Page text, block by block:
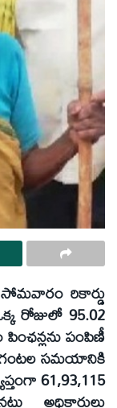
రికార్డు
రోజులో 95.02
పంపిణీ
7గంటల సమయానికి
61,93,115
అధికారులు